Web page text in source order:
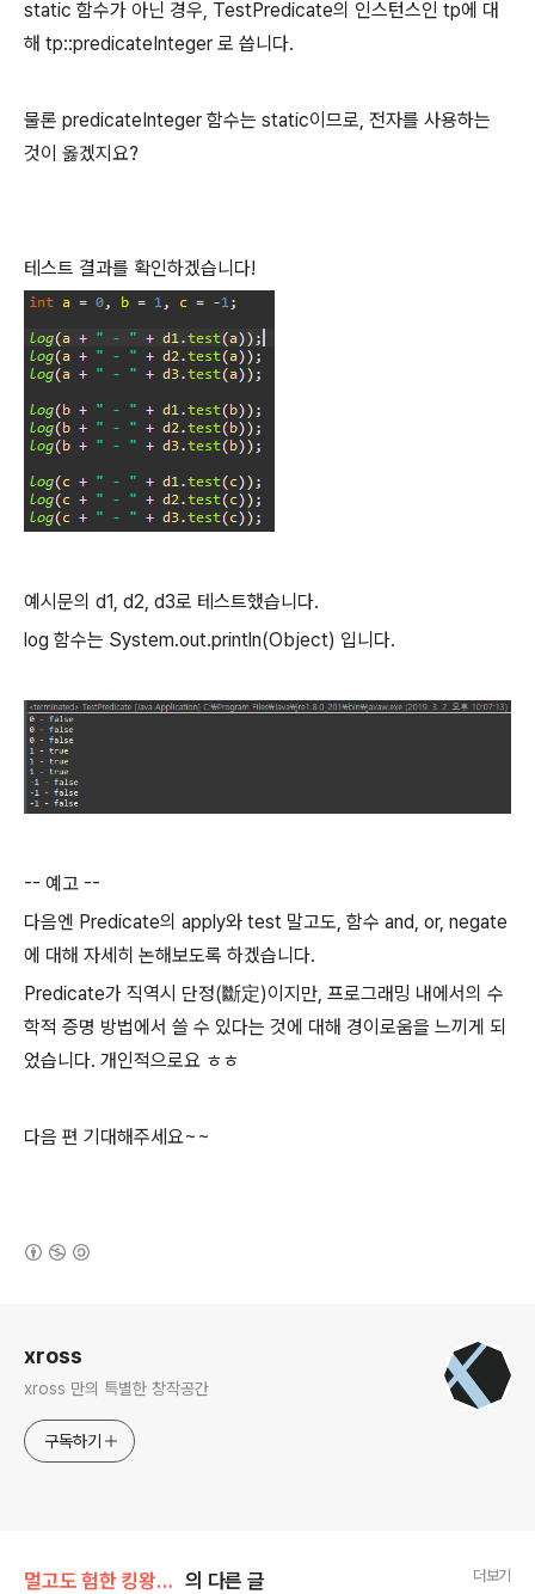
static 함수가 아닌 경우, TestPredicate의 인스턴스인 tp에 대
해 tp::predicateInteger 로 씁니다.
물론 predicateInteger 함수는 static이므로, 전자를 사용하는
것이 옳겠지요?
테스트 결과를 확인하겠습니다!
예시문의 d1, d2, d3로 테스트했습니다.
log 함수는 System.out.println(Object) 입니다.
-- 예고 --
다음엔 Predicate의 apply와 test 말고도, 함수 and, or, negate
에 대해 자세히 논해보도록 하겠습니다.
Predicate가 직역시 단정(斷定)이지만, 프로그래밍 내에서의 수
학적 증명 방법에서 쓸 수 있다는 것에 대해 경이로움을 느끼게 되
었습니다. 개인적으로요 ㅎㅎ
다음 편 기대해주세요~~
xross
xross 만의 특별한 창작공간
구독하기
멀고도 험한 킹왕짱 프로그래머의 길 의 다른 글 더보기